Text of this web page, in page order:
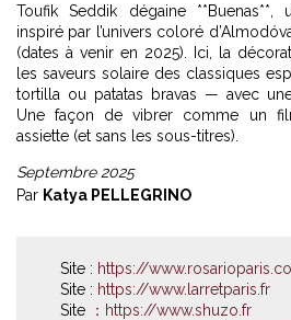
Toufik Seddik dégaine **Buenas**,
inspiré par l’univers coloré
(dates à venir en 2025). Ici, la
les saveurs solaire des classiques
tortilla ou patatas bravas — avec
Une façon de vibrer comme un
assiette (et sans les sous-titres).
Septembre 2025
Par Katya PELLEGRINO
Site : https://
Site : https://www.larretparis.fr
Site
：https://www.shuzo.fr